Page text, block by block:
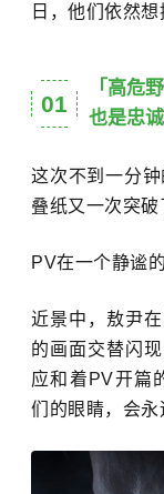
日，他们依然想
01
「高危
也是忠诚
这次不到一分
叠纸又一次突破
PV在一个静谧
近景中，敖尹
的画面交替闪
应和着PV开篇
们的眼睛，会永